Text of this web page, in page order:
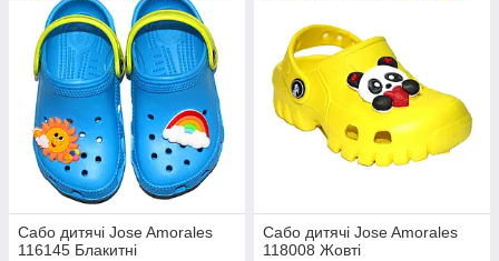
Сабо дитячі Jose Amorales
116145 Блакитні
Сабо дитячі Jose Amorales
118008 Жовті